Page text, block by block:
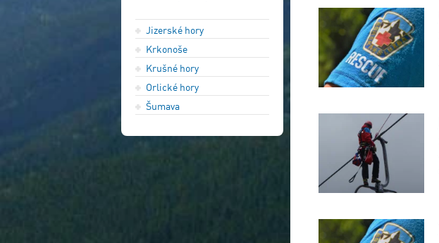
Jizerské hory
Krkonoše
Krušné hory
Orlické hory
Šumava